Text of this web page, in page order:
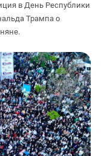
в День Республики
Трампа о